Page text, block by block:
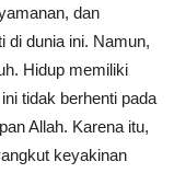
dan
di dunia ini. Namun,
Hidup memiliki
tidak berhenti pada
Allah. Karena itu,
keyakinan